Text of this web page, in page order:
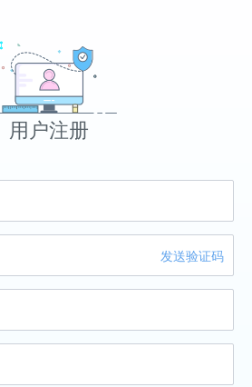
用户注册
发送验证码